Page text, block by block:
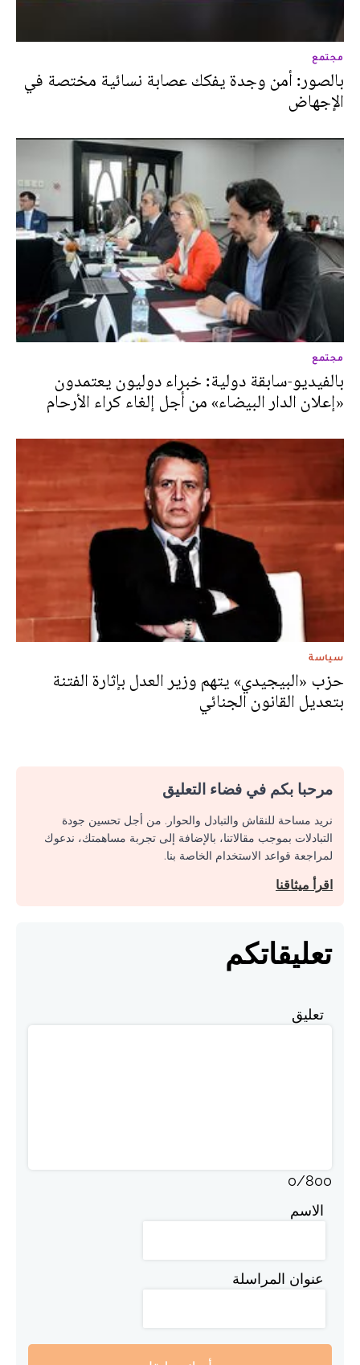
مجتمع
بالصور: أمن وجدة يفكك عصابة نسائية مختصة في
الإجهاض
مجتمع
بالفيديو-سابقة دولية: خبراء دوليون يعتمدون
«إعلان الدار البيضاء» من أجل إلغاء كراء الأرحام
سياسة
حزب «البيجيدي» يتهم وزير العدل بإثارة الفتنة
بتعديل القانون الجنائي
مرحبا بكم في فضاء التعليق
نريد مساحة للنقاش والتبادل والحوار. من أجل تحسين جودة
التبادلات بموجب مقالاتنا، بالإضافة إلى تجربة مساهمتك، ندعوك
لمراجعة قواعد الاستخدام الخاصة بنا.
اقرأ ميثاقنا
تعليقاتكم
تعليق
0/800
الاسم
عنوان المراسلة